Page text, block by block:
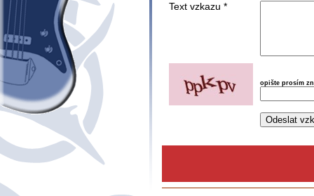
Text vzkazu *
opište prosím